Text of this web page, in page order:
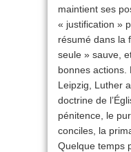
maintient ses
« justification »
résumé dans la
seule » sauve,
bonnes actions.
Leipzig, Luther
doctrine de
pénitence, le
conciles, la
Quelque temps